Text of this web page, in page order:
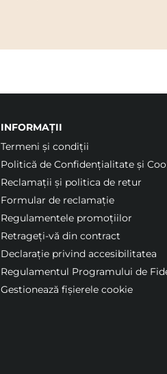
INFORMAȚII
Termeni şi condiții
Politică de Confidențialitate și
Reclamații și politica de retur
Formular de reclamație
Regulamentele promoțiilor
Retrageți-vă din contract
Declarație privind accesibilitatea
Regulamentul Programului de
Gestionează fișierele cookie